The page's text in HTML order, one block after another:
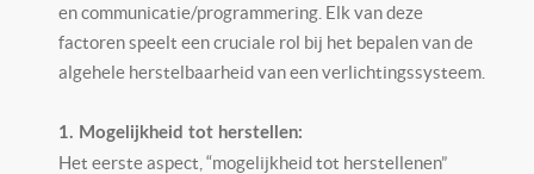
en communicatie/programmering. Elk van deze
factoren speelt een cruciale rol bij het bepalen van de
algehele herstelbaarheid van een verlichtingssysteem.
1. Mogelijkheid tot herstellen:
Het eerste aspect, “mogelijkheid tot herstellenen”